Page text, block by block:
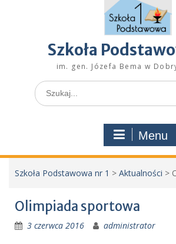
Szkoła
im. gen. Józefa Bema w
Search
for:
Menu
Szkoła Podstawowa nr 1 > Aktualności >
Olimpiada sportowa
3 czerwca 2016 administrator